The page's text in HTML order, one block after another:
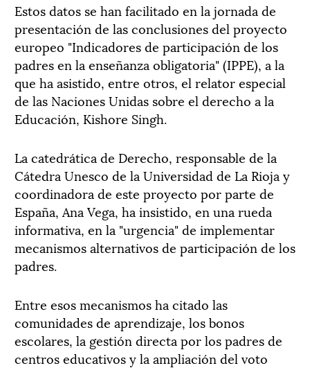
Estos datos se han facilitado en la jornada de
presentación de las conclusiones del proyecto
europeo "Indicadores de participación de los
padres en la enseñanza obligatoria" (IPPE), a la
que ha asistido, entre otros, el relator especial
de las Naciones Unidas sobre el derecho a la
Educación, Kishore Singh.
La catedrática de Derecho, responsable de la
Cátedra Unesco de la Universidad de La Rioja y
coordinadora de este proyecto por parte de
España, Ana Vega, ha insistido, en una rueda
informativa, en la "urgencia" de implementar
mecanismos alternativos de participación de los
padres.
Entre esos mecanismos ha citado las
comunidades de aprendizaje, los bonos
escolares, la gestión directa por los padres de
centros educativos y la ampliación del voto